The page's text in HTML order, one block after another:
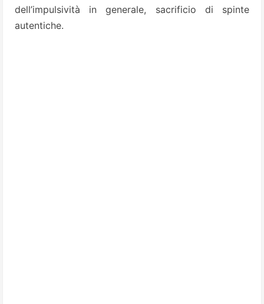
dell’impulsività in generale, sacrificio di spinte
autentiche.